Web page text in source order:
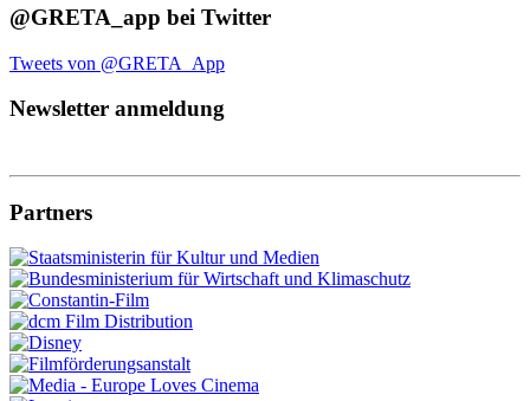
@GRETA_app bei Twitter
Tweets von @GRETA_App
Newsletter anmeldung
Partners